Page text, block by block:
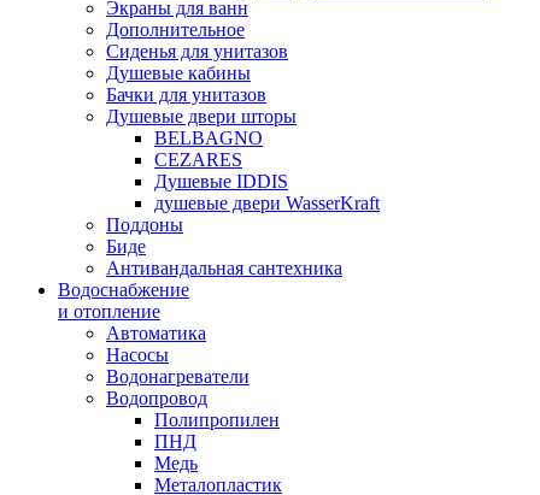
Экраны для ванн
Дополнительное
Сиденья для унитазов
Душевые кабины
Бачки для унитазов
Душевые двери шторы
BELBAGNO
CEZARES
Душевые IDDIS
душевые двери WasserKraft
Поддоны
Биде
Антивандальная сантехника
Водоснабжение
и отопление
Автоматика
Насосы
Водонагреватели
Водопровод
Полипропилен
ПНД
Медь
Металопластик